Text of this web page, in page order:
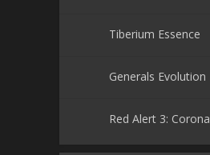
Tiberium Essence
Generals Evolution
Red Alert 3: Corona